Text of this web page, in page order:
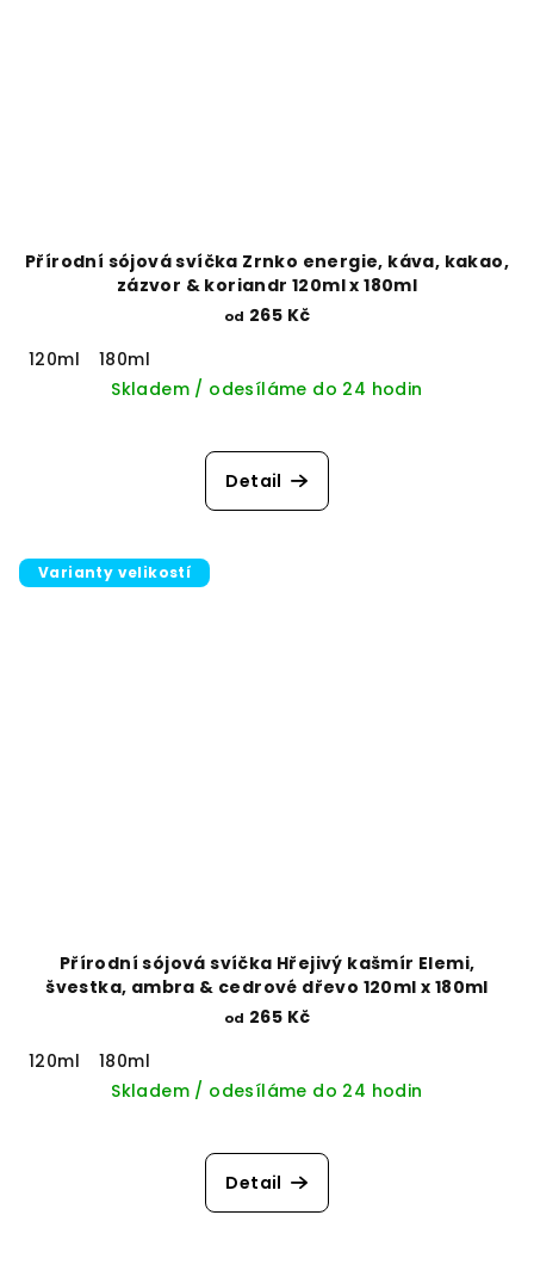
Přírodní sójová svíčka Zrnko energie, káva, kakao,
zázvor & koriandr 120ml x 180ml
od 265 Kč
120ml
180ml
Skladem / odesíláme do 24 hodin
Detail
Varianty velikostí
Přírodní sójová svíčka Hřejivý kašmír Elemi,
švestka, ambra & cedrové dřevo 120ml x 180ml
od 265 Kč
120ml
180ml
Skladem / odesíláme do 24 hodin
Detail